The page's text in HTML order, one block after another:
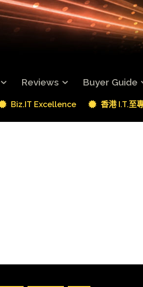
Reviews Buyer Guide
Biz.IT Excellence 香港 I.T.至